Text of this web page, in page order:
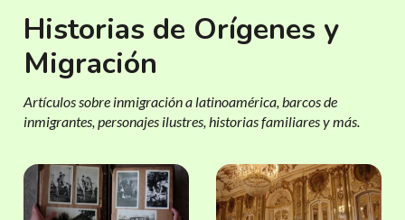
Historias de Orígenes y
Migración
Artículos sobre inmigración a latinoamérica, barcos de
inmigrantes, personajes ilustres, historias familiares y más.